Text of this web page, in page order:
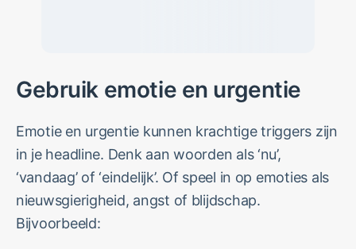
Gebruik emotie en urgentie
Emotie en urgentie kunnen krachtige triggers zijn
in je headline. Denk aan woorden als ‘nu’,
‘vandaag’ of ‘eindelijk’. Of speel in op emoties als
nieuwsgierigheid, angst of blijdschap.
Bijvoorbeeld: